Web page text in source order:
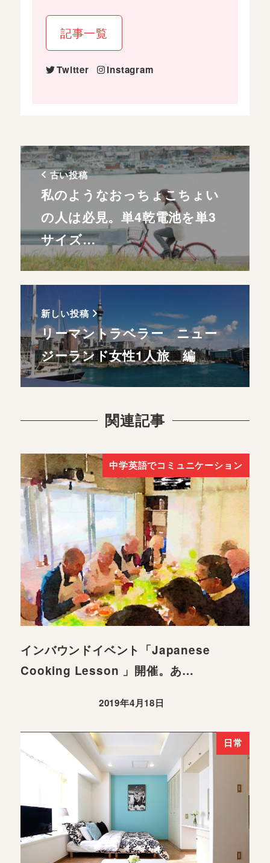
記事一覧
Twitter Instagram
古い投稿
私のようなおっちょこちょい
の人は必見。単4乾電池を単3
サイズ…
新しい投稿
リーマントラベラー ニュー
ジーランド女性1人旅 編
関連記事
中学英語でコミュニケーション
インバウンドイベント「Japanese
Cooking Lesson 」開催。あ…
2019年4月18日
日常